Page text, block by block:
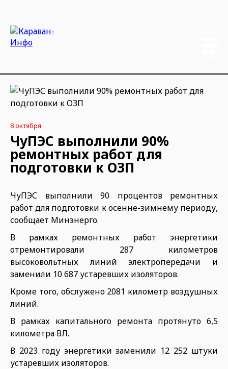
8 октября
ЧуПЭС выполнили 90%
ремонтных работ для
подготовки к ОЗП
ЧуПЭС выполнили 90 процентов ремонтных
работ для подготовки к осенне-зимнему периоду,
сообщает Минэнерго.
В рамках ремонтных работ энергетики
отремонтировали 287 километров
высоковольтных линий электропередачи и
заменили 10 687 устаревших изоляторов.
Кроме того, обслужено 2081 километр воздушных
линий.
В рамках капитального ремонта протянуто 6,5
километра ВЛ.
В 2023 году энергетики заменили 12 252 штуки
устаревших изоляторов.